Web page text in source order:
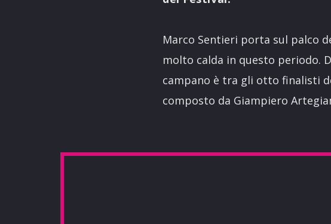
Marco Sentieri porta sul palco
molto calda in questo periodo.
campano è tra gli otto finalisti
composto da Giampiero